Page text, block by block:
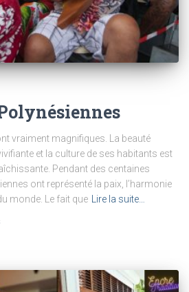
vraiment magnifiques. La beauté
et la culture de ses habitants est
Pendant des centaines
ont représenté la paix, l’harmonie
monde. Le fait que Lire la suite…